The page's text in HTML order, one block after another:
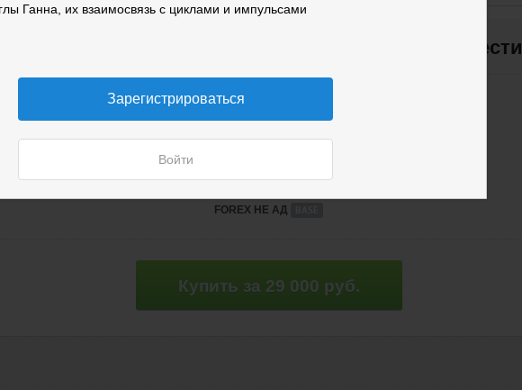
Ганна, их взаимосвязь с циклами и импульсами
Зарегистрироваться
Войти
Для участия в трансляции необходимо приобрести
FOREX НЕ АД
Купить за 29 000 руб.